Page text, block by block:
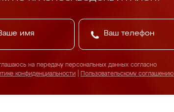
на передачу персональных данных согласно
конфиденциальности
Пользовательскому соглашению